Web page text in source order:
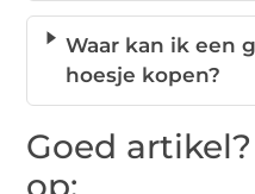
Waar kan ik een
hoesje kopen?
Goed
op: